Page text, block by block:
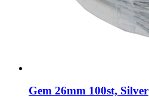
Gem 26mm 100st, Silver